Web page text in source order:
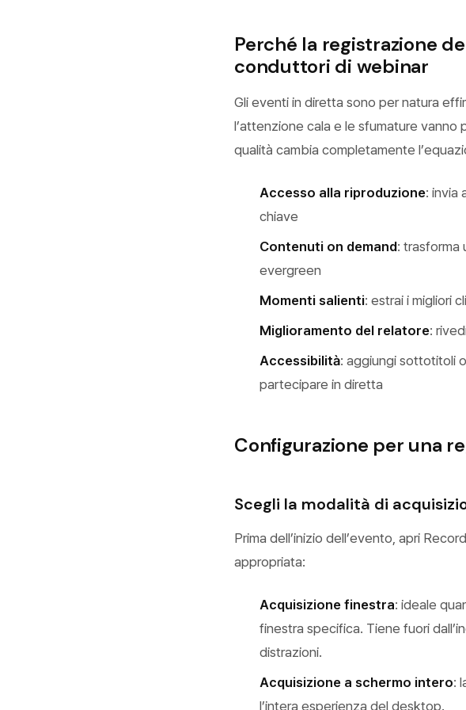
Perché la registrazione
conduttori di webinar
Gli eventi in diretta sono per natura
l’attenzione cala e le sfumature vanno
qualità cambia completamente
Accesso alla riproduzione: invia
chiave
Contenuti on demand: trasforma
evergreen
Momenti salienti: estrai i migliori
Miglioramento del relatore:
Accessibilità: aggiungi sottotitoli
partecipare in diretta
Configurazione per una
Scegli la modalità di
Prima dell’inizio dell’evento, apri
appropriata:
Acquisizione finestra: ideale
finestra specifica. Tiene fuori
distrazioni.
Acquisizione a schermo intero:
l’intera esperienza del desktop.